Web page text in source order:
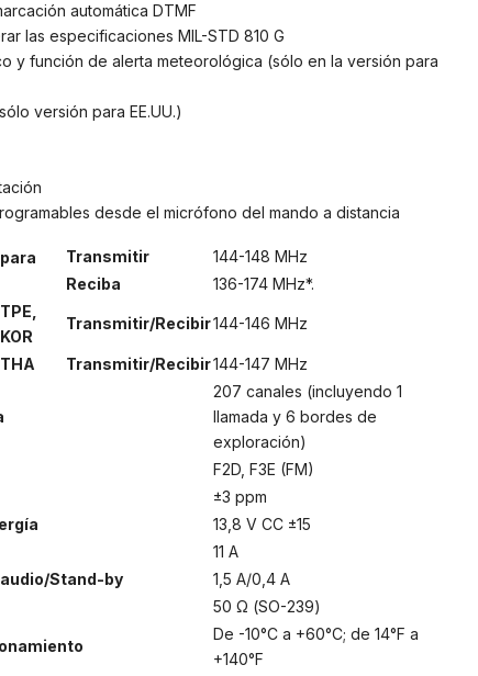
automática DTMF
las especificaciones MIL-STD 810 G
y función de alerta meteorológica (sólo en la versión para
versión para EE.UU.)
desde el micrófono del mando a distancia
Transmitir
144-148 MHz
Reciba
136-174 MHz*.
Transmitir/Recibir144-146 MHz
Transmitir/Recibir144-147 MHz
207 canales (incluyendo 1
llamada y 6 bordes de
exploración)
F2D, F3E (FM)
±3 ppm
13,8 V CC ±15
11 A
audio/Stand-by
1,5 A/0,4 A
50 Ω (SO-239)
De -10°C a +60°C; de 14°F a
+140°F